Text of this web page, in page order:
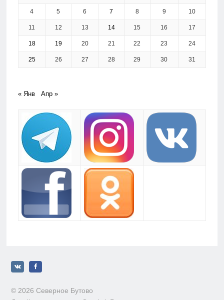
4 5 6 7 8 9 10
11 12 13 14 15 16 17
18 19 20 21 22 23 24
25 26 27 28 29 30 31
« Янв Апр »
© 2026 Северное Бутово